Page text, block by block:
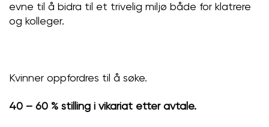
evne til å bidra til et trivelig miljø både for klatrere
og kolleger.
Kvinner oppfordres til å søke.
40 – 60 % stilling i vikariat etter avtale.